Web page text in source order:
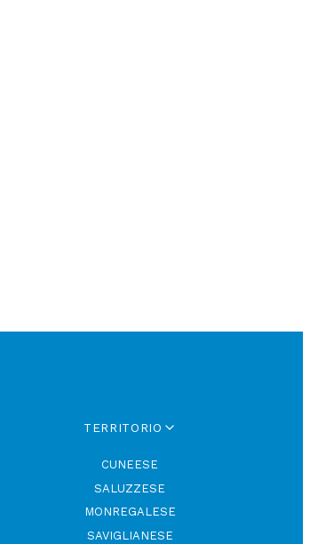
TERRITORIO
CUNEESE
SALUZZESE
MONREGALESE
SAVIGLIANESE